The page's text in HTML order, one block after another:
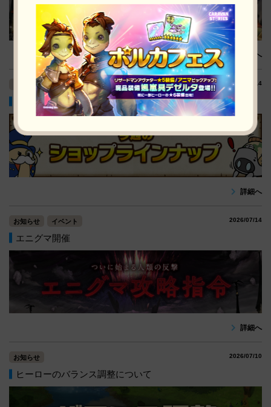
詳細へ
お知らせ 2026/07/14
【有償限定】8.5周年記念パック・魔晶装備パック販売
詳細へ
お知らせ イベント 2026/07/14
エニグマ開催
詳細へ
お知らせ 2026/07/10
ヒーローのバランス調整について